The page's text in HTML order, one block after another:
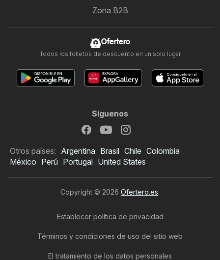
Zona B2B
Ofertero
Todos los folletos de descuento en un solo lugar
Síguenos
Otros países: Argentina Brasil Chile Colombia
México Perú Portugal United States
Copyright © 2026 Ofertero.es.
Establecer política de privacidad
Términos y condiciones de uso del sitio web
El tratamiento de los datos personales